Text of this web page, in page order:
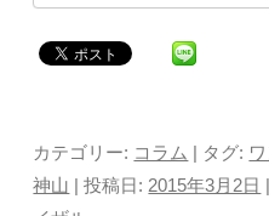
カテゴリー: コラム | タグ:
神山 | 投稿日:2015年3月2日